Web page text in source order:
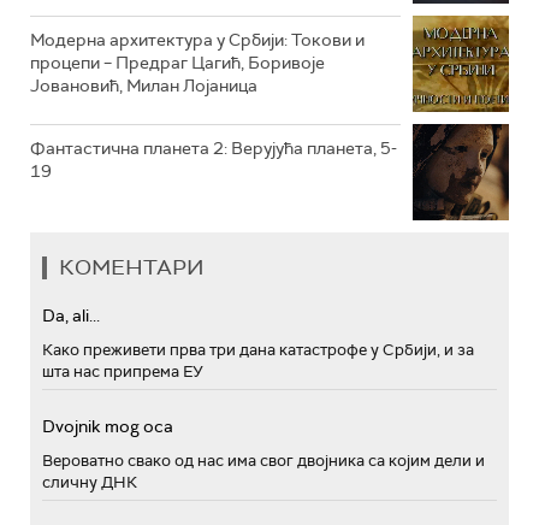
Модерна архитектура у Србији: Токови и
процепи – Предраг Цагић, Боривоје
Јовановић, Милан Лојаница
Фантастична планета 2: Верујућа планета, 5-
19
КОМЕНТАРИ
Da, ali...
Како преживети прва три дана катастрофе у Србији, и за
шта нас припрема ЕУ
Dvojnik mog oca
Вероватно свако од нас има свог двојника са којим дели и
сличну ДНК